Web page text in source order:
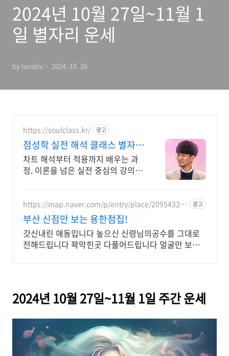
2024년 10월 27일~11월 1
일 별자리 운세
by lunaliv 2024. 10. 26.
https://soulclass.kr/ 광고
점성학 실전 해석 클래스 별자리
로 보는 나
차트 해석부터 적용까지 배우는 과
정. 이론을 넘은 실전 중심의 강의 별
https://map.naver.com/p/entry/place/20954329
광고
부산 신점만 보는 용한점집!
갓신내린 애동입니다 높으신 신령님의공수를 그대로
전해드립니다 꽉막힌곳 다풀어드립니다 얼굴만 보면
2024년 10월 27일~11월 1일 주간 운세